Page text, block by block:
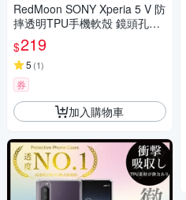
RedMoon SONY Xperia 5 V 防
摔透明TPU手機軟殼 鏡頭孔增
高版
$219
5 (1)
券
加入購物車